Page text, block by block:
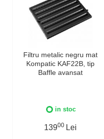
Filtru metalic negru mat
Kompatic KAF22B, tip
Baffle avansat
in stoc
13900 Lei